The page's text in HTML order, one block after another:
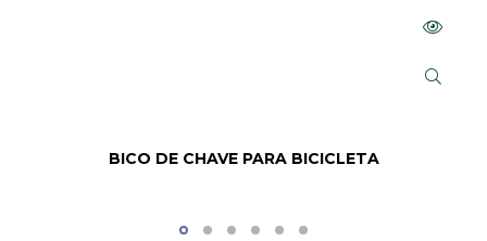
BICO DE CHAVE PARA BICICLETA